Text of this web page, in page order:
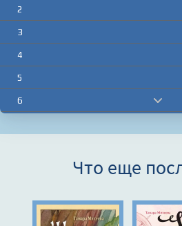
2
3
4
5
6
Что еще